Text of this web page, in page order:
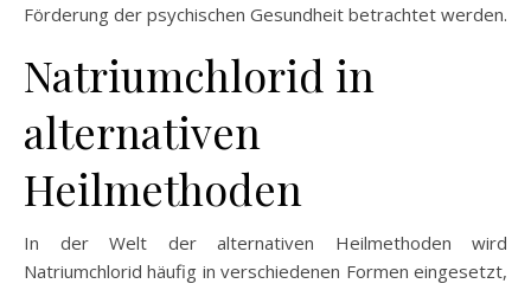
Förderung der psychischen Gesundheit betrachtet werden.
Natriumchlorid in
alternativen
Heilmethoden
In der Welt der alternativen Heilmethoden wird
Natriumchlorid häufig in verschiedenen Formen eingesetzt,